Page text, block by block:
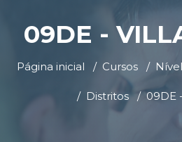
09DE -
Página inicial Cursos
Distritos 09DE